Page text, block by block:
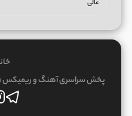
عالی
پخش سراسری آهنگ و ریمیکس